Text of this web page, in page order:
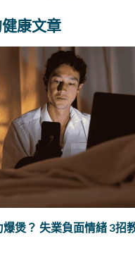
康文章
煲？ 失業負面情緒 3招